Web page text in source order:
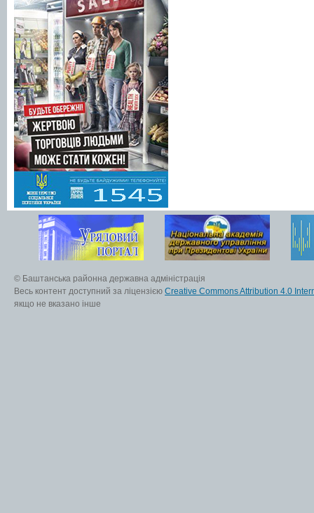
© Баштанська районна державна адміністрація
Весь контент доступний за ліцензією Creative Commons Attribution 4.0
якщо не вказано інше